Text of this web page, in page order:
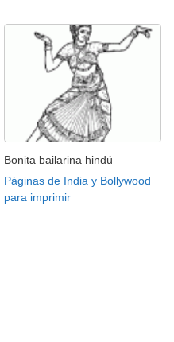
Bonita bailarina hindú
Páginas de India y Bollywood
para imprimir